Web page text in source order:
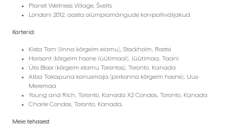
Planet Wellness Village, Šveits
Londoni 2012. aasta olümpiamängude korvpalliväljakud
Korterid:
Kista Torn (linna kõrgeim elamu), Stockholm, Rootsi
Horisont (kõrgeim hoone Jüütimaal), Jüütimaa, Taani
Üks Bloor (kõrgeim elamu Torontos), Toronto, Kanada
Alba Takapuna korrusmaja (piirkonna kõrgeim hoone), Uus-
Meremaa
Young and Rich, Toronto, Kanada X2 Condos, Toronto, Kanada
Charle Condos, Toronto, Kanada.
Meie tehasest